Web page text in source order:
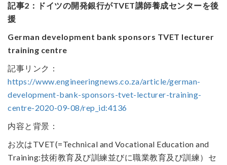
記事2：ドイツの開発銀行がTVET講師養成センターを後
援
German development bank sponsors TVET lecturer
training centre
記事リンク：
https://www.engineeringnews.co.za/article/german-
development-bank-sponsors-tvet-lecturer-training-
centre-2020-09-08/rep_id:4136
内容と背景：
お次はTVET(=Technical and Vocational Education and
Training:技術教育及び訓練並びに職業教育及び訓練）セ